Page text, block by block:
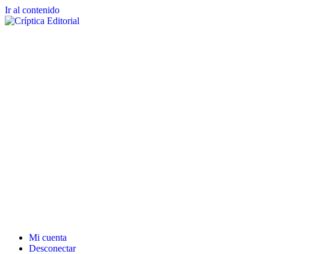
Ir al contenido
Mi cuenta
Desconectar